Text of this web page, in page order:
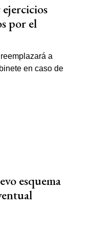
por el
esquema